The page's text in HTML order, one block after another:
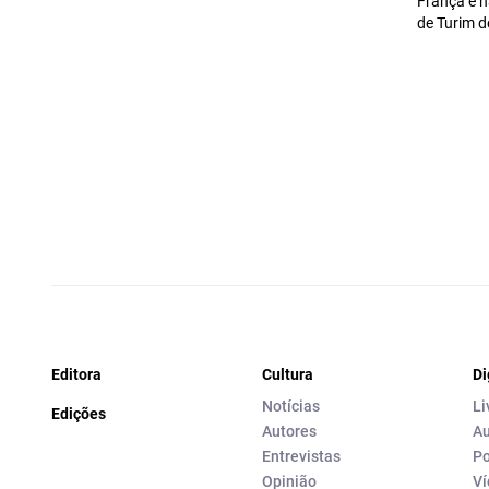
de Turim
Editora
Edições
Cultura
Notícias
Autores
Entrevistas
Opinião